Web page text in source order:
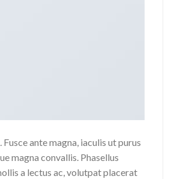
ante magna, iaculis ut purus
magna convallis. Phasellus
a lectus ac, volutpat placerat